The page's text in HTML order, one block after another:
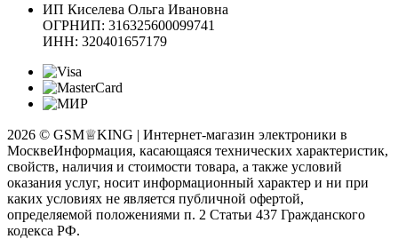
ИП Киселева Ольга Ивановна
ОГРНИП: 316325600099741
ИНН: 320401657179
2026 © GSM♕KING | Интернет-магазин электроники в
МосквеИнформация, касающаяся технических характеристик,
свойств, наличия и стоимости товара, а также условий
оказания услуг, носит информационный характер и ни при
каких условиях не является публичной офертой,
определяемой положениями п. 2 Статьи 437 Гражданского
кодекса РФ.